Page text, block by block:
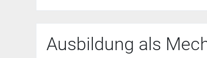
Ausbildung als